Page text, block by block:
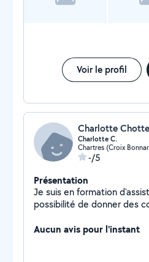
Voir le profil
Charlotte
Charlotte C.
Chartres (Croix
-/5
Présentation
Je suis en formation
possibilité de donner des
matières littéraires) ou
Aucun avis pour l'instant